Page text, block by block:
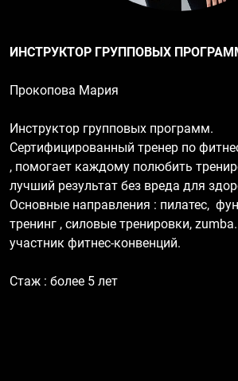
ИНСТРУКТОР ГРУППОВЫХ
Прокопова Мария
Инструктор групповых программ.
Сертифицированный тренер по
, помогает каждому полюбить
лучший результат без вреда для
Основные направления : пилатес,
тренинг , силовые тренировки,
участник фитнес-конвенций.
Стаж : более 5 лет